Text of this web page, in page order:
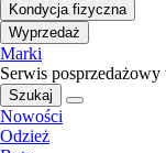
Kondycja fizyczna
Wyprzedaż
Marki
Serwis posprzedażowy
Szukaj
Nowości
Odzież